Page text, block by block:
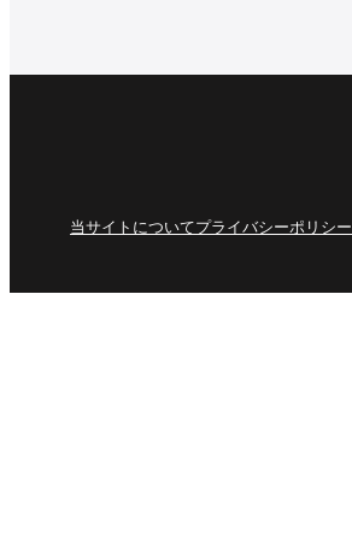
当サイトについてプライバシーポリシー